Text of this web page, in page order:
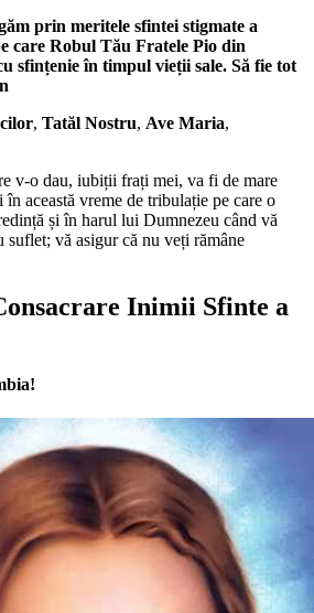
prin meritele sfintei stigmate a
care Robul Tău Fratele Pio din
sfințenie în timpul vieții sale. Să fie tot
, Tatăl Nostru, Ave Maria,
v-o dau, iubiții frați mei, va fi de mare
această vreme de tribulație pe care o
și în harul lui Dumnezeu când vă
vă asigur că nu veți rămâne
Inimii Sfinte a